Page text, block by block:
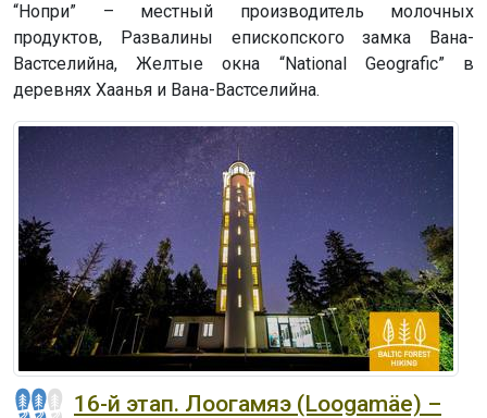
“Нопри” – местный производитель молочных
продуктов, Развалины епископского замка Вана-
Вастселийна, Желтые окна “National Geografic” в
деревнях Хаанья и Вана-Вастселийна.
16-й этап. Лоогамяэ (Loogamäe) –